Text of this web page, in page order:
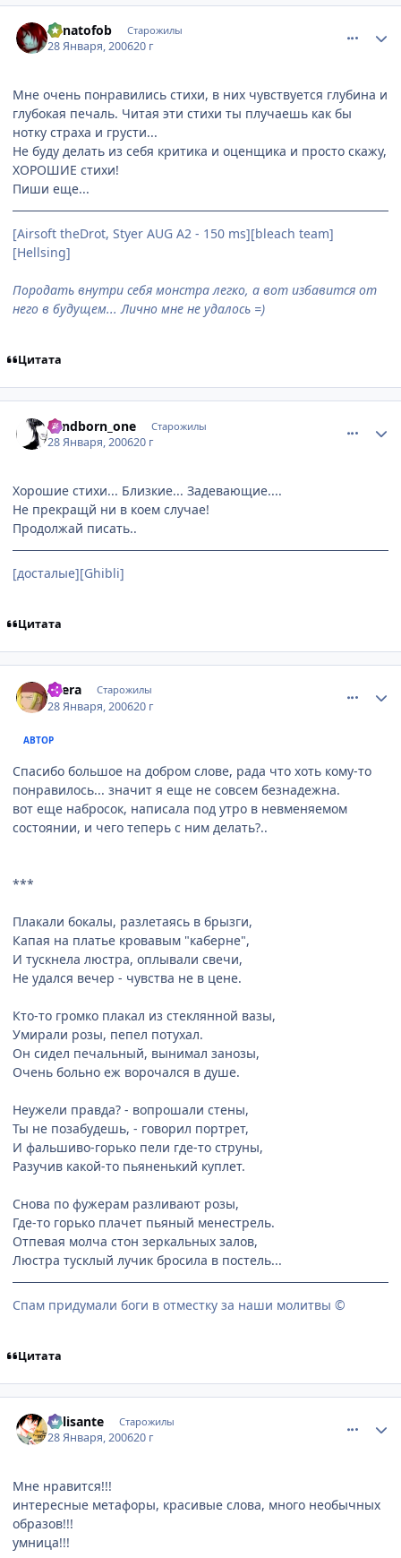
Lunatofob Старожилы
28 Января, 200620 г
Мне очень понравились стихи, в них чувствуется глубина и
глубокая печаль. Читая эти стихи ты плучаешь как бы
нотку страха и грусти...
Не буду делать из себя критика и оценщика и просто скажу,
ХОРОШИЕ стихи!
Пиши еще...
[Airsoft theDrot, Styer AUG A2 - 150 ms][bleach team]
[Hellsing]
Породать внутри себя монстра легко, а вот избавится от
него в будущем... Лично мне не удалось =)
Цитата
windborn_one Старожилы
28 Января, 200620 г
Хорошие стихи... Близкие... Задевающие....
Не прекращй ни в коем случае!
Продолжай писать..
[досталые][Ghibli]
Цитата
Atera Старожилы
28 Января, 200620 г
АВТОР
Спасибо большое на добром слове, рада что хоть кому-то
понравилось... значит я еще не совсем безнадежна.
вот еще набросок, написала под утро в невменяемом
состоянии, и чего теперь с ним делать?..
***
Плакали бокалы, разлетаясь в брызги,
Капая на платье кровавым "каберне",
И тускнела люстра, оплывали свечи,
Не удался вечер - чувства не в цене.
Кто-то громко плакал из стеклянной вазы,
Умирали розы, пепел потухал.
Он сидел печальный, вынимал занозы,
Очень больно еж ворочался в душе.
Неужели правда? - вопрошали стены,
Ты не позабудешь, - говорил портрет,
И фальшиво-горько пели где-то струны,
Разучив какой-то пьяненький куплет.
Снова по фужерам разливают розы,
Где-то горько плачет пьяный менестрель.
Отпевая молча стон зеркальных залов,
Люстра тусклый лучик бросила в постель...
Спам придумали боги в отместку за наши молитвы ©
Цитата
Milisante Старожилы
28 Января, 200620 г
Мне нравится!!!
интересные метафоры, красивые слова, много необычных
образов!!!
умница!!!